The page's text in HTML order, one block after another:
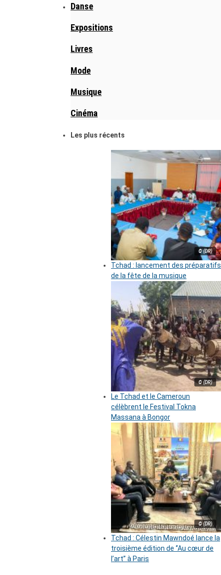
Danse
Expositions
Livres
Mode
Musique
Cinéma
Les plus récents
© (DR)
Tchad : lancement des préparatifs
de la fête de la musique
© (DR)
Le Tchad et le Cameroun
célèbrent le Festival Tokna
Massana à Bongor
© (DR)
Tchad : Célestin Mawndoé lance la
troisième édition de ‘’Au cœur de
l’art’’ à Paris